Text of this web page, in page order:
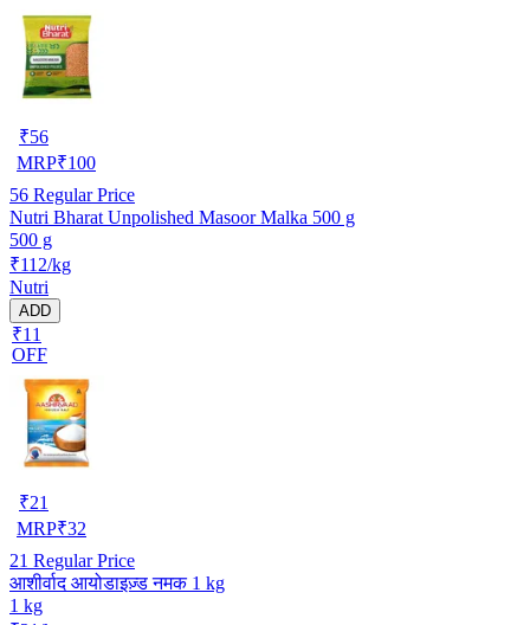
₹56
MRP₹100
56 Regular Price
Nutri Bharat Unpolished Masoor Malka 500 g
500 g
₹112/kg
Nutri
ADD
₹11
OFF
₹21
MRP₹32
21 Regular Price
आशीर्वाद आयोडाइज़्ड नमक 1 kg
1 kg